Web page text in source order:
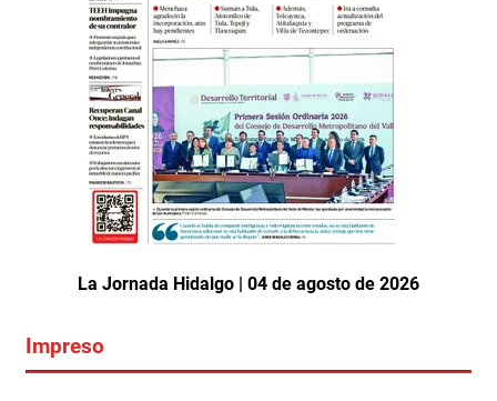
La Jornada Hidalgo | 04 de agosto de 2026
Impreso